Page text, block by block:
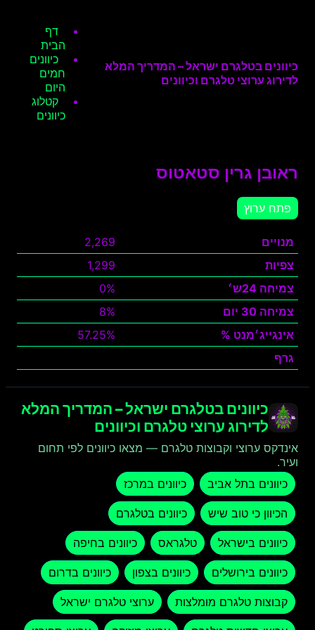
כיוונים בטלגרם ישראל – המדריך המלא
לדירוג ערוצי טלגרם וכיוונים
דף
הבית
כיוונים
חמים
היום
קטלוג
כיוונים
ראובן גרין סטאטוס
פתח ערוץ
מנויים
2,269
צפיות
1,299
צמיחה 24ש׳
0%
צמיחה 30 יום
8%
אינגייג׳מנט %
57.25%
גרף
כיוונים בטלגרם ישראל – המדריך המלא
לדירוג ערוצי טלגרם וכיוונים
אינדקס ערוצי וקבוצות טלגרם — מצאו כיוונים לפי תחום
ועיר.
כיוונים בתל אביב
כיוונים במרכז
הכיוון כי טוב שיש כיוונים בטלגרם
כיוונים בישראל טלגראס כיוונים בחיפה
כיוונים בירושלים כיוונים בצפון כיוונים בדרום
קבוצות טלגרם מומלצות ערוצי טלגרם ישראל